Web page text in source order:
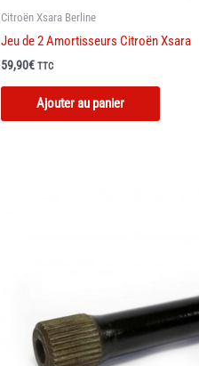
Citroën Xsara Berline
Jeu de 2 Amortisseurs Citroën Xsara
59,90€ TTC
Ajouter au panier
Ce
sur
page